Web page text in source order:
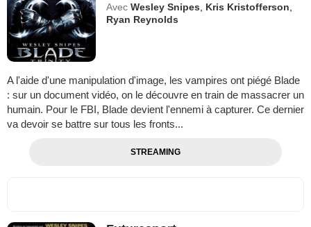
Avec Wesley Snipes Kris Kristofferson
Ryan Reynolds
A l'aide d'une manipulation d'image, les vampires ont piégé Blade
: sur un document vidéo, on le découvre en train de massacrer un
humain. Pour le FBI, Blade devient l'ennemi à capturer. Ce dernier
va devoir se battre sur tous les fronts...
STREAMING